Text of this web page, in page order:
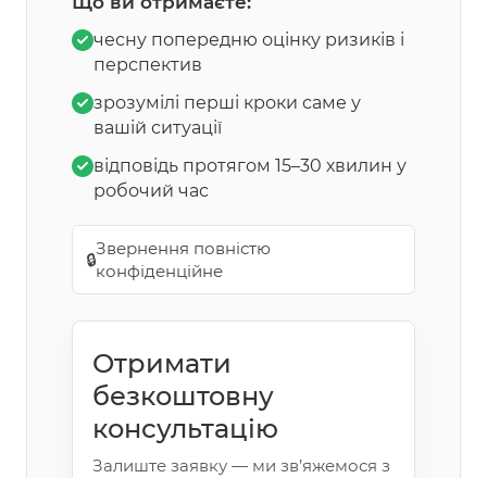
чесну попередню оцінку ризиків і
перспектив
зрозумілі перші кроки саме у
вашій ситуації
відповідь протягом 15–30 хвилин у
робочий час
🔒
Звернення повністю
конфіденційне
Отримати
безкоштовну
консультацію
Залиште заявку — ми зв’яжемося з